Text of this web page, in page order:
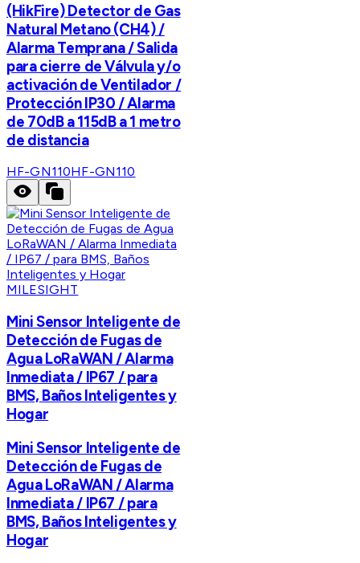
(HikFire) Detector de Gas
Natural Metano (CH4) /
Alarma Temprana / Salida
para cierre de Válvula y/o
activación de Ventilador /
Protección IP30 / Alarma
de 70dB a 115dB a 1 metro
de distancia
HF-GN110HF-GN110
MILESIGHT
Mini Sensor Inteligente de
Detección de Fugas de
Agua LoRaWAN / Alarma
Inmediata / IP67 / para
BMS, Baños Inteligentes y
Hogar
Mini Sensor Inteligente de
Detección de Fugas de
Agua LoRaWAN / Alarma
Inmediata / IP67 / para
BMS, Baños Inteligentes y
Hogar